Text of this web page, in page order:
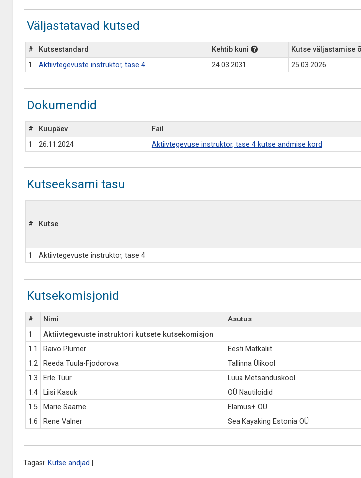
Väljastatavad kutsed
# Kutsestandard Kehtib kuni Kutse väljastamise
1
Aktiivtegevuste instruktor, tase 4 24.03.2031 25.03.2026
Dokumendid
# Kuupäev
Fail
1
26.11.2024 Aktiivtegevuse instruktor, tase 4 kutse andmise kord
Kutseeksami tasu
# Kutse
1
Aktiivtegevuste instruktor, tase 4
Kutsekomisjonid
# Nimi Asutus
1
Aktiivtegevuste instruktori kutsete kutsekomisjon
1.1
Raivo Plumer Eesti Matkaliit
1.2
Reeda Tuula-Fjodorova Tallinna Ülikool
1.3
Erle Tüür Luua Metsanduskool
1.4
Liisi Kasuk OÜ Nautiloidid
1.5
Marie Saame Elamus+ OÜ
1.6
Rene Valner Sea Kayaking Estonia OÜ
Tagasi: Kutse andjad